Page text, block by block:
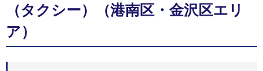
（タクシー）（港南区・金沢区エリ
ア）